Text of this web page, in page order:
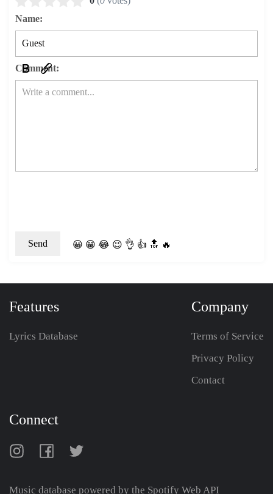
Name:
Comment:
😀 😁 😂 😉 👌 👍 🔝 🔥
Features
Lyrics Database
Company
Terms of Service
Privacy Policy
Contact
Connect
Music database powered by the Spotify Web API